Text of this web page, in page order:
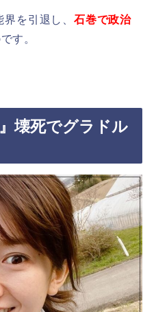
を引退し、 石巻で政治
す。
壊死でグラドル